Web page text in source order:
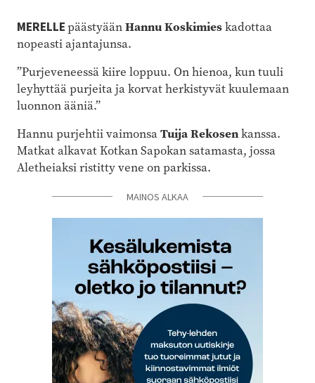
MERELLEpäästyäänHannu Koskimieskadottaa
nopeasti ajantajunsa.
”Purjeveneessä kiire loppuu. On hienoa, kun tuuli
leyhyttää purjeita ja korvat herkistyvät kuulemaan
luonnon ääniä.”
Hannu purjehtii vaimonsaTuija Rekosenkanssa.
Matkat alkavat Kotkan Sapokan satamasta, jossa
Aletheiaksi ristitty vene on parkissa.
MAINOS ALKAA